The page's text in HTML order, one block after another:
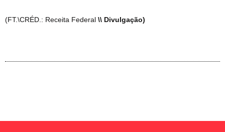
(FT.\CRÉD.: Receita Federal \\ Divulgação)